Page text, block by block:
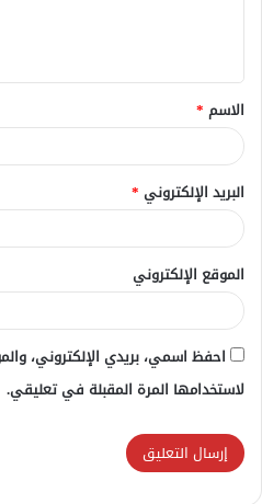
ق
*
الاسم *
البريد الإلكتروني *
الموقع الإلكتروني
احفظ اسمي، بريدي الإلكتروني،
لاستخدامها المرة المقبلة في تعليقي.